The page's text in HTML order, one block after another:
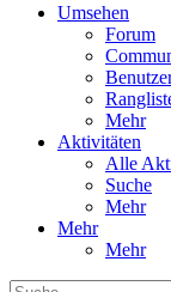
Umsehen
Forum
Mehr
Aktivitäten
Alle
Suche
Mehr
Mehr
Mehr